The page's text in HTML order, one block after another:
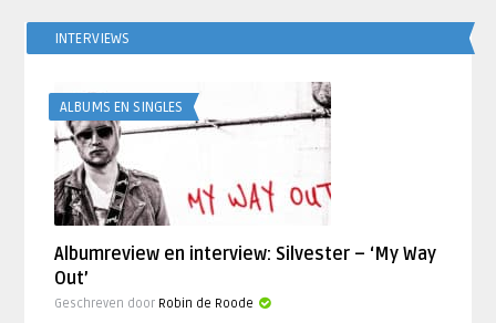
INTERVIEWS
ALBUMS EN SINGLES
Albumreview en interview: Silvester – ‘My Way
Out’
Geschreven door Robin de Roode